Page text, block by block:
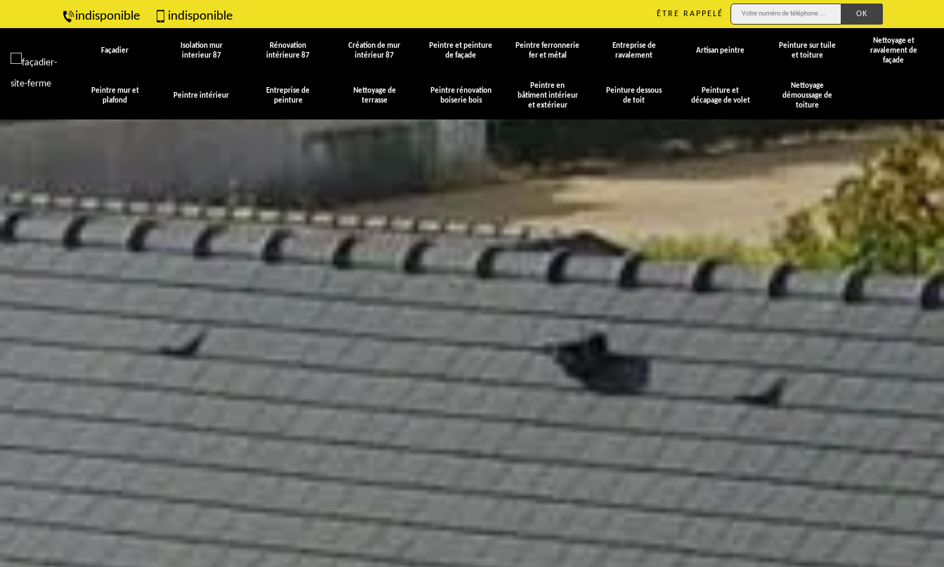
indisponible indisponible ÊTRE RAPPELÉ
Façadier
Isolation mur
interieur 87
Rénovation
intérieure 87
Création de mur
intérieur 87
Peintre et peinture
de façade
Peintre ferronnerie
fer et métal
Entreprise de
ravalement
Artisan peintre
Peinture sur tuile
et toiture
Nettoyage et
ravalement de
façade
Peintre mur et
plafond
Peintre intérieur
Entreprise de
peinture
Nettoyage de
terrasse
Peintre rénovation
boiserie bois
Peintre en
bâtiment intérieur
et extérieur
Peinture dessous
de toit
Peinture et
décapage de volet
Nettoyage
démoussage de
toiture